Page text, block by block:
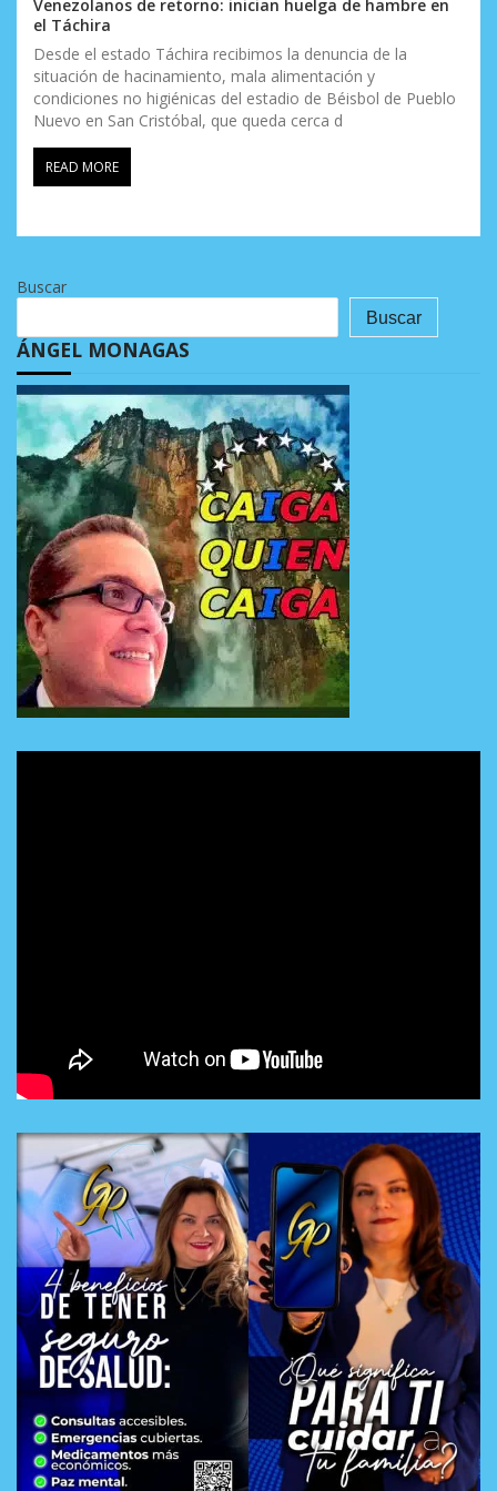
Venezolanos de retorno: inician huelga de hambre en
el Táchira
Desde el estado Táchira recibimos la denuncia de la
situación de hacinamiento, mala alimentación y
condiciones no higiénicas del estadio de Béisbol de Pueblo
Nuevo en San Cristóbal, que queda cerca d
READ MORE
Buscar
Buscar
ÁNGEL MONAGAS